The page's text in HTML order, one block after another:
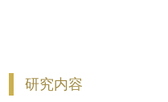
研究内容